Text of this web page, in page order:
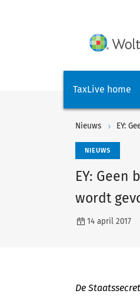
TaxLive home
Nieuws EY:
NIEUWS
EY:
wordt
14 april 2017
De